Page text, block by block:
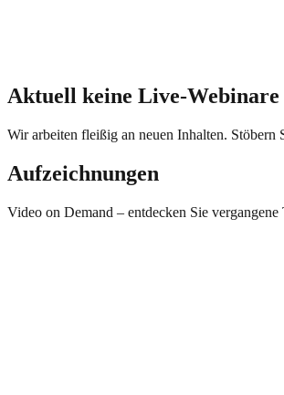
Aktuell keine Live-Webinare
Wir arbeiten fleißig an neuen Inhalten.
Aufzeichnungen
Video on Demand – entdecken Sie vergangene